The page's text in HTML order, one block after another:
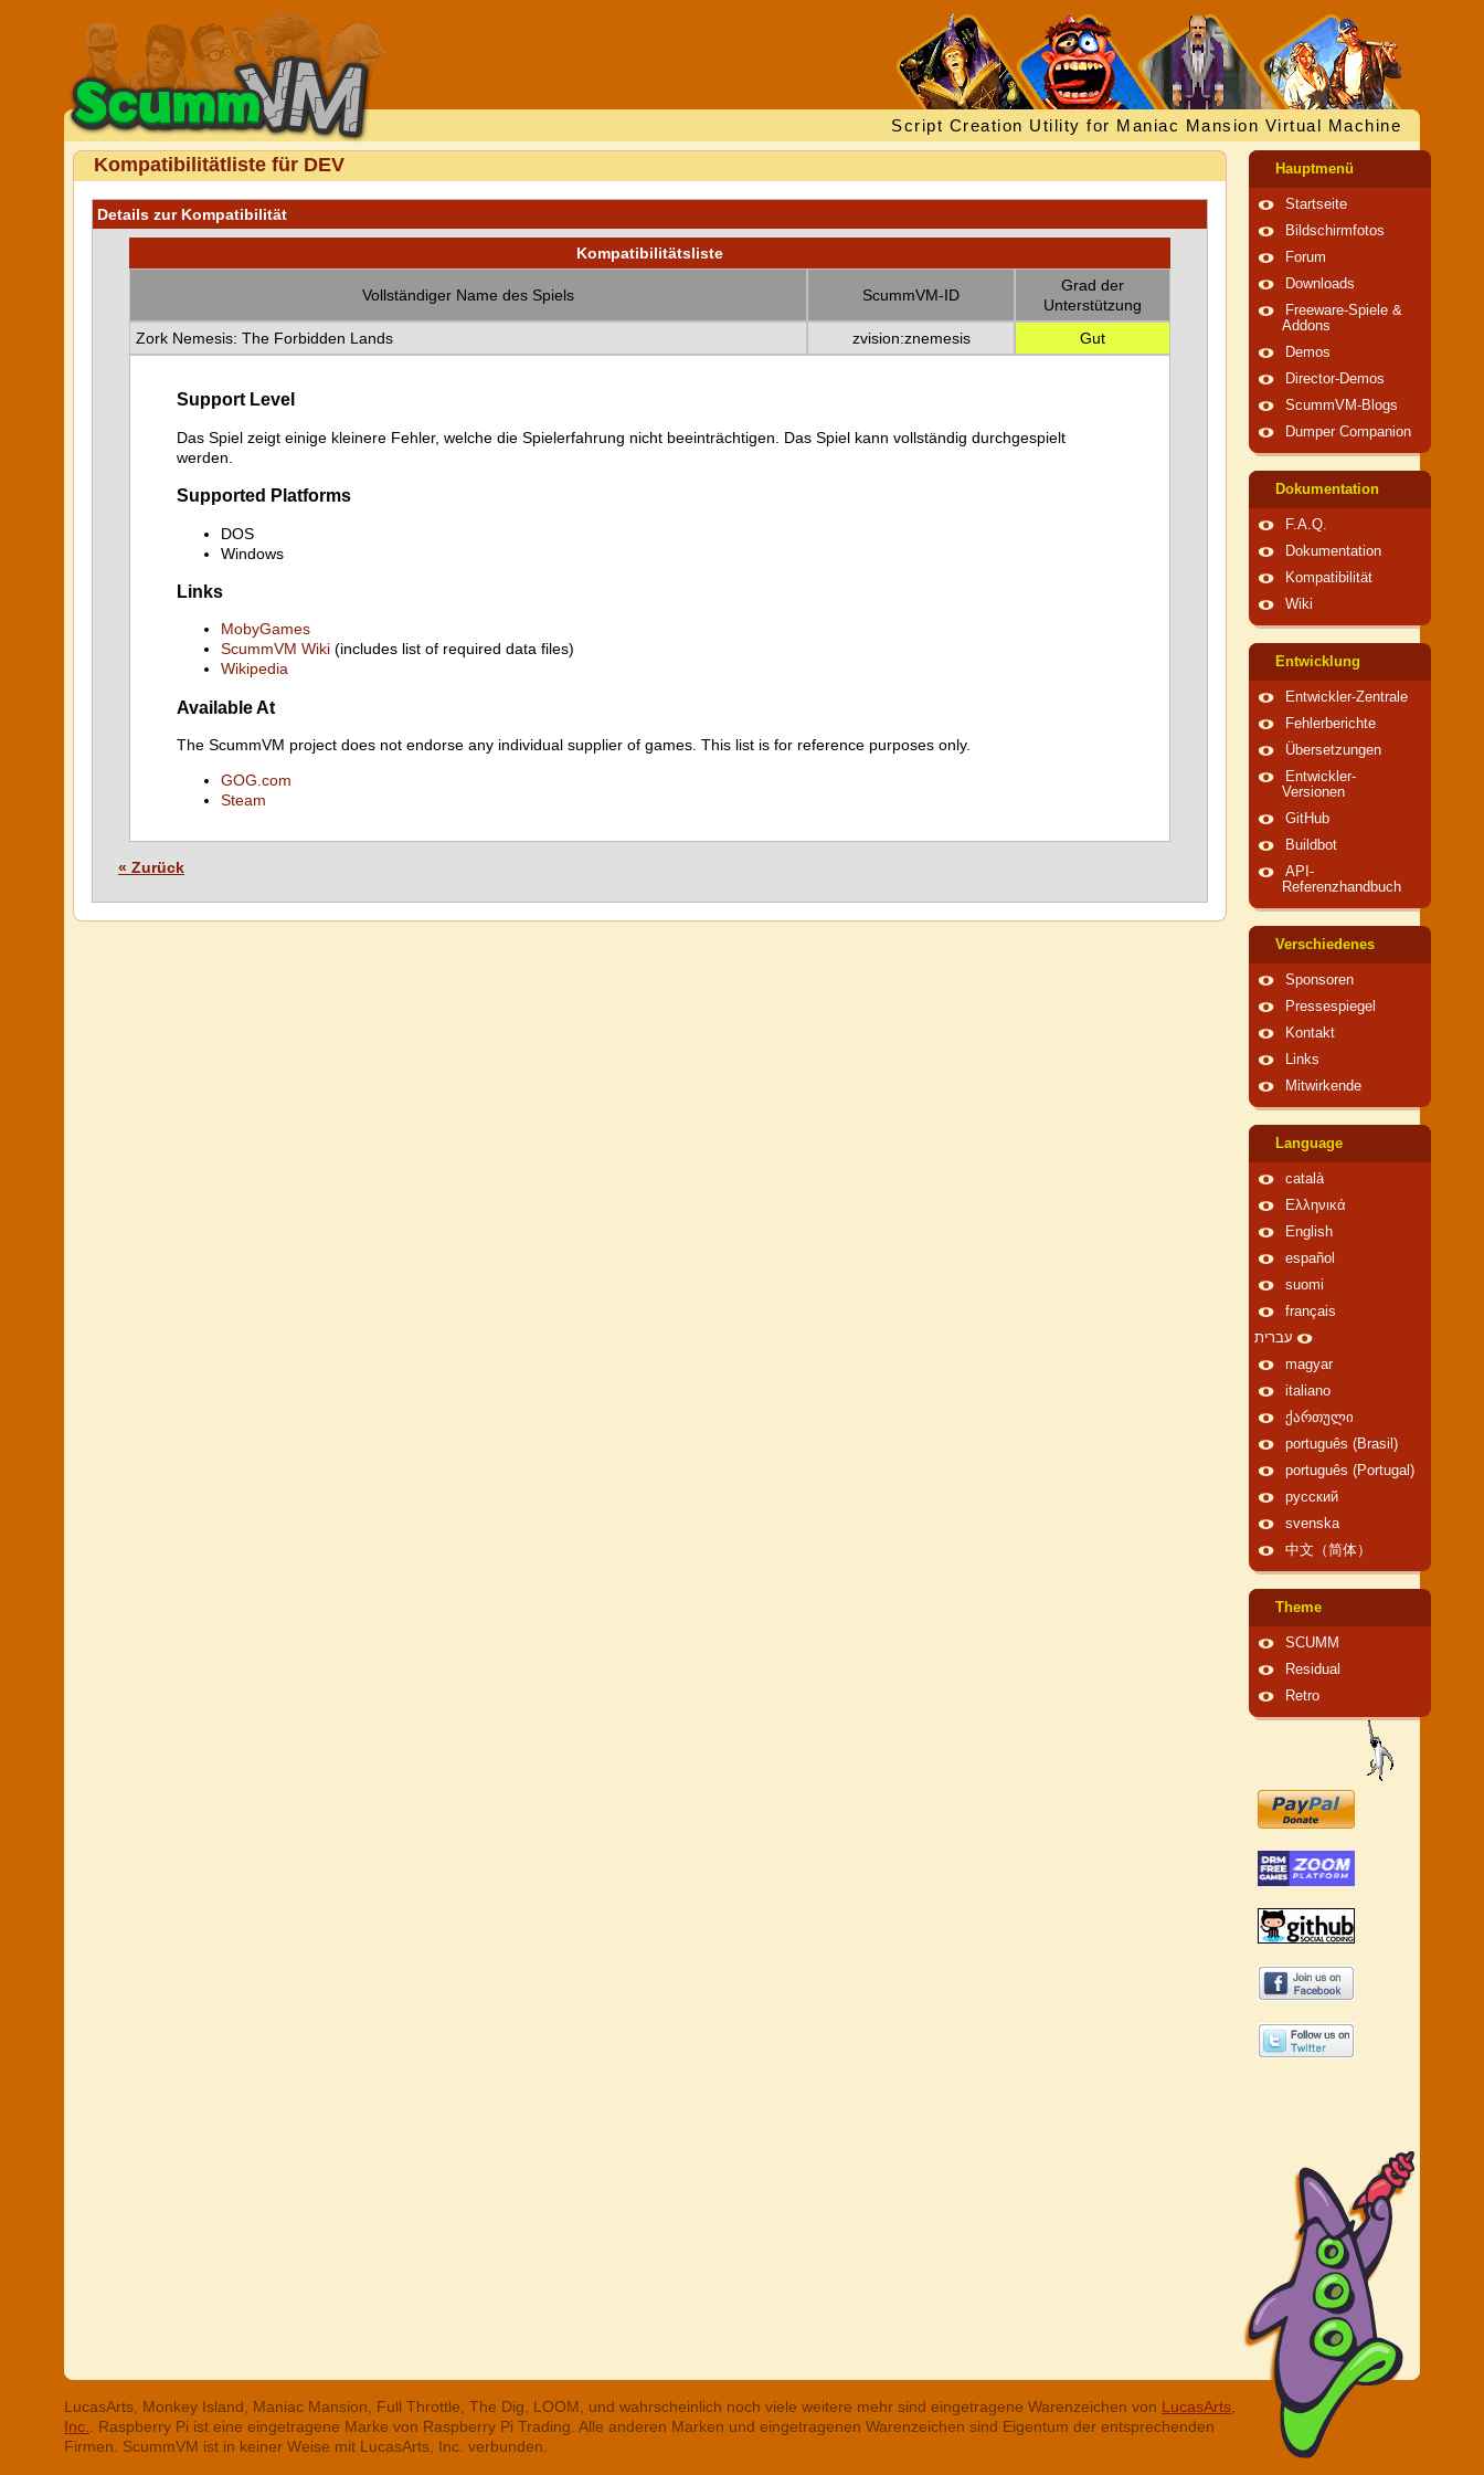
Script Creation Utility for Maniac Mansion Virtual Machine
Kompatibilitätliste für DEV
Details zur Kompatibilität
Kompatibilitätsliste
Vollständiger Name des Spiels ScummVM-ID
Grad der
Unterstützung
Zork Nemesis: The Forbidden Lands
zvision:znemesis Gut
Support Level
Das Spiel zeigt einige kleinere Fehler, welche die Spielerfahrung nicht beeinträchtigen. Das Spiel kann vollständig durchgespielt
werden.
Supported Platforms
DOS
Windows
Links
MobyGames
ScummVM Wiki (includes list of required data files)
Wikipedia
Available At
The ScummVM project does not endorse any individual supplier of games. This list is for reference purposes only.
GOG.com
Steam
« Zurück
Hauptmenü
Startseite
Bildschirmfotos
Forum
Downloads
Freeware-Spiele &
Addons
Demos
Director-Demos
ScummVM-Blogs
Dumper Companion
Dokumentation
F.A.Q.
Dokumentation
Kompatibilität
Wiki
Entwicklung
Entwickler-Zentrale
Fehlerberichte
Übersetzungen
Entwickler-
Versionen
GitHub
Buildbot
API-
Referenzhandbuch
Verschiedenes
Sponsoren
Pressespiegel
Kontakt
Links
Mitwirkende
Language
català
Ελληνικά
English
español
suomi
français
עברית
magyar
italiano
ქართული
português (Brasil)
português (Portugal)
русский
svenska
中文（简体）
Theme
SCUMM
Residual
Retro
LucasArts, Monkey Island, Maniac Mansion, Full Throttle, The Dig, LOOM, und wahrscheinlich noch viele weitere mehr sind eingetragene Warenzeichen von LucasArts,
Inc.
. Raspberry Pi ist eine eingetragene Marke von Raspberry Pi Trading. Alle anderen Marken und eingetragenen Warenzeichen sind Eigentum der entsprechenden
Firmen. ScummVM ist in keiner Weise mit LucasArts, Inc. verbunden.